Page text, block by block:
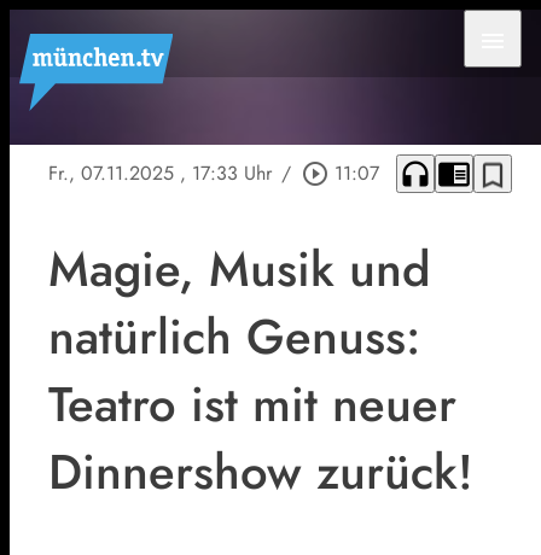
Fr., 07.11.2025 , 17:33 Uhr / play_circle_outline 11:07 headphones chrome_reader_mode bookmark_border
Magie, Musik und
natürlich Genuss:
Teatro ist mit neuer
Dinnershow zurück!